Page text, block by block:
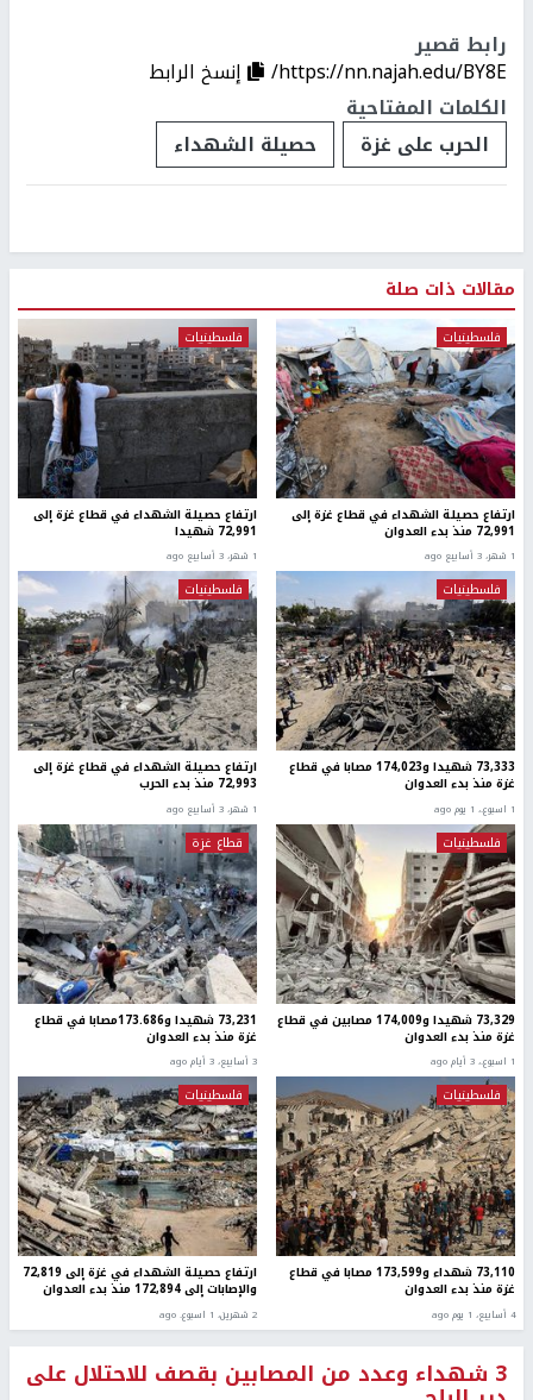
رابط قصير
https://nn.najah.edu/BY8E/
إنسخ الرابط
الكلمات المفتاحية
الحرب على غزة
حصيلة الشهداء
مقالات ذات صلة
فلسطينيات
ارتفاع حصيلة الشهداء في قطاع غزة إلى
72,991 منذ بدء العدوان
1 شهر، 3 أسابيع ago
فلسطينيات
ارتفاع حصيلة الشهداء في قطاع غزة إلى
72,991 شهيدا
1 شهر، 3 أسابيع ago
فلسطينيات
73,333 شهيدا و174,023 مصابا في قطاع
غزة منذ بدء العدوان
1 اسبوع.، 1 يوم ago
فلسطينيات
ارتفاع حصيلة الشهداء في قطاع غزة إلى
72,993 منذ بدء الحرب
1 شهر، 3 أسابيع ago
فلسطينيات
73,329 شهيدا و174,009 مصابين في قطاع
غزة منذ بدء العدوان
1 اسبوع.، 3 أيام ago
قطاع غزة
73,231 شهيدا و173.686مصابا في قطاع
غزة منذ بدء العدوان
3 أسابيع، 3 أيام ago
فلسطينيات
73,110 شهداء و173,599 مصابا في قطاع
غزة منذ بدء العدوان
4 أسابيع، 1 يوم ago
فلسطينيات
ارتفاع حصيلة الشهداء في غزة إلى 72,819
والإصابات إلى 172,894 منذ بدء العدوان
2 شهرين، 1 اسبوع. ago
3 شهداء وعدد من المصابين بقصف للاحتلال على